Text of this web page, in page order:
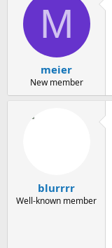
M
meier
New member
blurrrr
Well-known member